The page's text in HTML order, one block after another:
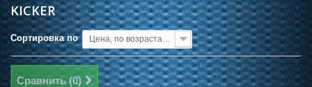
KICKER
Сортировка по
Сравнить (0)